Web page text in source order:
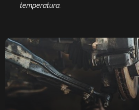
temperatura.